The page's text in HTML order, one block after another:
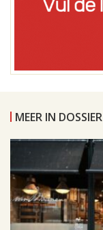
MEER IN